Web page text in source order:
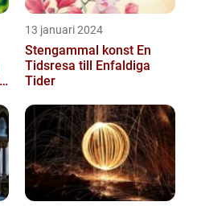
13 januari 2024
Stengammal konst En
Tidsresa till Enfaldiga
Tider